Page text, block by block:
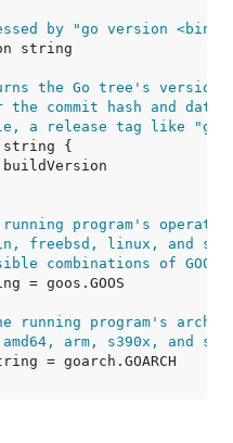
by "go version
the Go tree's version
commit hash and
a release tag like
program's
freebsd, linux, and so
combinations of
running program's
arm, s390x, and so